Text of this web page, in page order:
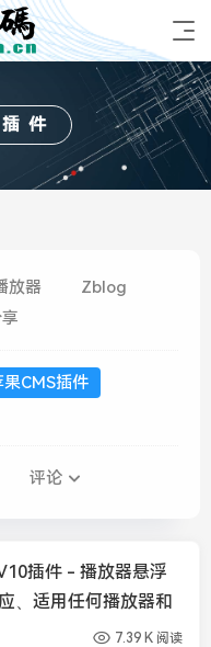
件
放器
Zblog
果CMS插件
评论
插件 - 播放器悬浮
、适用任何播放器和
7.39 K 阅读